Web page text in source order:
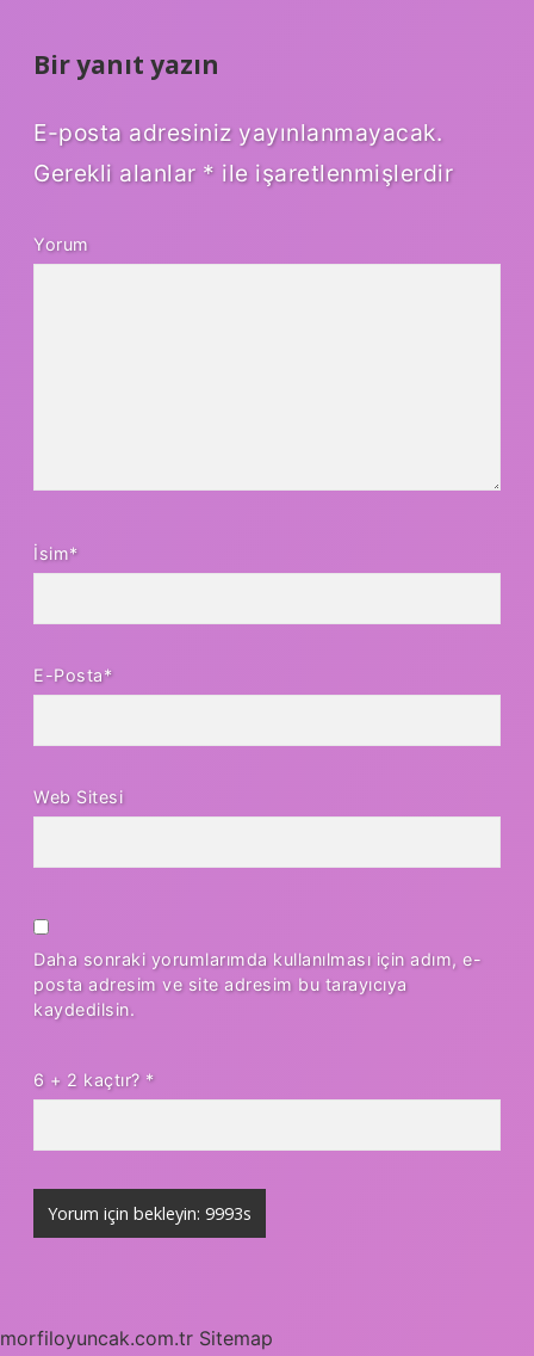
Bir yanıt yazın
E-posta adresiniz yayınlanmayacak.
Gerekli alanlar * ile işaretlenmişlerdir
Yorum
İsim*
E-Posta*
Web Sitesi
Daha sonraki yorumlarımda kullanılması için adım, e-
posta adresim ve site adresim bu tarayıcıya
kaydedilsin.
6 + 2 kaçtır? *
morfiloyuncak.com.tr Sitemap